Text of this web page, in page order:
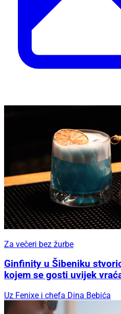
Za večeri bez žurbe
Ginfinity u Šibeniku
kojem se gosti uvijek
Uz Fenixe i chefa Dina Bebića